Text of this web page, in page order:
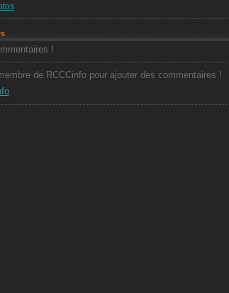
!
de RCCCinfo pour ajouter des commentaires !